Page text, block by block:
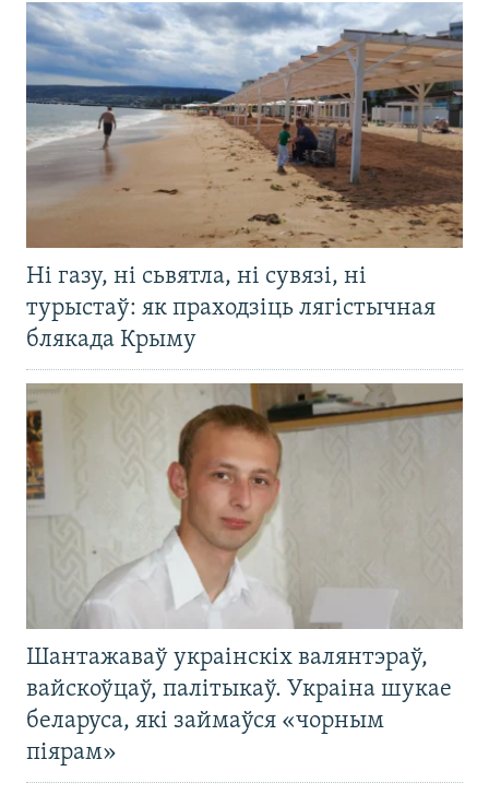
Ні газу, ні сьвятла, ні сувязі, ні
турыстаў: як праходзіць лягістычная
блякада Крыму
Шантажаваў украінскіх валянтэраў,
вайскоўцаў, палітыкаў. Украіна шукае
беларуса, які займаўся «чорным
піярам»